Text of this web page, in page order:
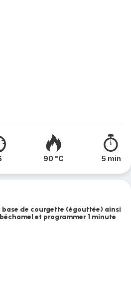
90 °C 5 min
de courgette (égouttée) ainsi
et programmer 1 minute